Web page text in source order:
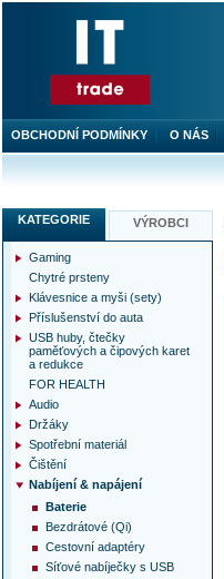
KATEGORIE VÝROBCI
Gaming
Chytré prsteny
Klávesnice a myši (sety)
Příslušenství do auta
USB huby, čtečky
paměťových a čipových karet
a redukce
FOR HEALTH
Audio
Držáky
Spotřební materiál
Čištění
Nabíjení & napájení
Baterie
Bezdrátové (Qi)
Cestovní adaptéry
Síťové nabíječky s USB
OBCHODNÍ PODMÍNKY O NÁS